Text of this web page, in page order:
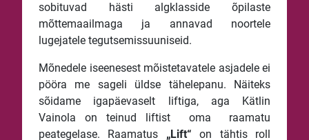
sobituvad hästi algklasside õpilaste
mõttemaailmaga ja annavad noortele
lugejatele tegutsemissuuniseid.
Mõnedele iseenesest mõistetavatele asjadele ei
pööra me sageli üldse tähelepanu. Näiteks
sõidame igapäevaselt liftiga, aga Kätlin
Vainola on teinud liftist oma raamatu
peategelase. Raamatus „Lift“ on tähtis roll